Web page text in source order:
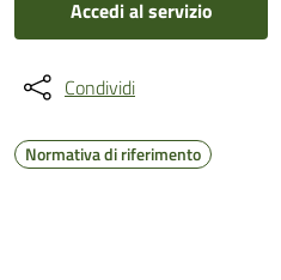
Accedi al servizio
Condividi
Normativa di riferimento